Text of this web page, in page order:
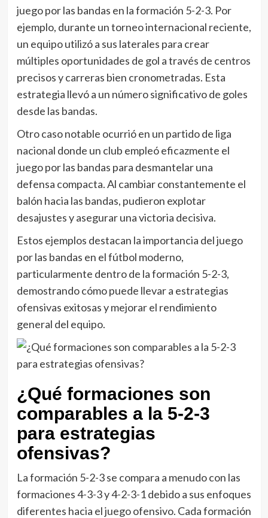
juego por las bandas en la formación 5-2-3. Por
ejemplo, durante un torneo internacional reciente,
un equipo utilizó a sus laterales para crear
múltiples oportunidades de gol a través de centros
precisos y carreras bien cronometradas. Esta
estrategia llevó a un número significativo de goles
desde las bandas.
Otro caso notable ocurrió en un partido de liga
nacional donde un club empleó eficazmente el
juego por las bandas para desmantelar una
defensa compacta. Al cambiar constantemente el
balón hacia las bandas, pudieron explotar
desajustes y asegurar una victoria decisiva.
Estos ejemplos destacan la importancia del juego
por las bandas en el fútbol moderno,
particularmente dentro de la formación 5-2-3,
demostrando cómo puede llevar a estrategias
ofensivas exitosas y mejorar el rendimiento
general del equipo.
¿Qué formaciones son
comparables a la 5-2-3
para estrategias
ofensivas?
La formación 5-2-3 se compara a menudo con las
formaciones 4-3-3 y 4-2-3-1 debido a sus enfoques
diferentes hacia el juego ofensivo. Cada formación